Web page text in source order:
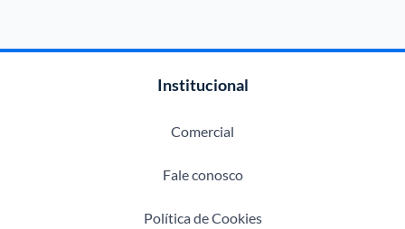
Institucional
Comercial
Fale conosco
Política de Cookies